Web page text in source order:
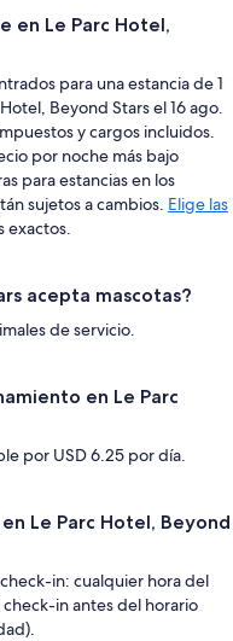
en Le Parc Hotel,
para una estancia de 1
Beyond Stars el 16 ago.
y cargos incluidos.
por noche más bajo
para estancias en los
sujetos a cambios. Elige las
exactos.
acepta mascotas?
de servicio.
en Le Parc
por USD 6.25 por día.
Le Parc Hotel, Beyond
in: cualquier hora del
in antes del horario